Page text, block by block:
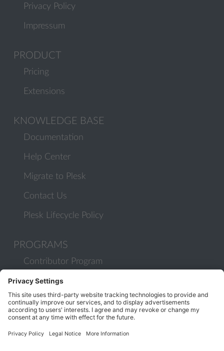
Privacy Policy
Impressum
PRODUCT
Pricing
Extensions
KNOWLEDGE BASE
Documentation
Help Center
Migrate to Plesk
Contact Us
Plesk Lifecycle Policy
PROGRAMS
Contributor Program
Partner Program
COMMUNITY